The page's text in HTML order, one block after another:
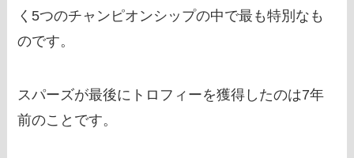
く5つのチャンピオンシップの中で最も特別なも
のです。
スパーズが最後にトロフィーを獲得したのは7年
前のことです。